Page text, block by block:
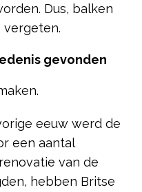
Dus, balken
vergeten.
gevonden
eeuw werd de
een aantal
van de
hebben Britse